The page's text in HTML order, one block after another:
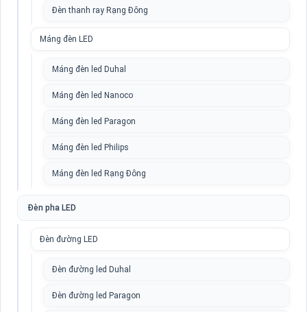
Đèn thanh ray Rạng Đông
Máng đèn LED
Máng đèn led Duhal
Máng đèn led Nanoco
Máng đèn led Paragon
Máng đèn led Philips
Máng đèn led Rạng Đông
Đèn pha LED
Đèn đường LED
Đèn đường led Duhal
Đèn đường led Paragon